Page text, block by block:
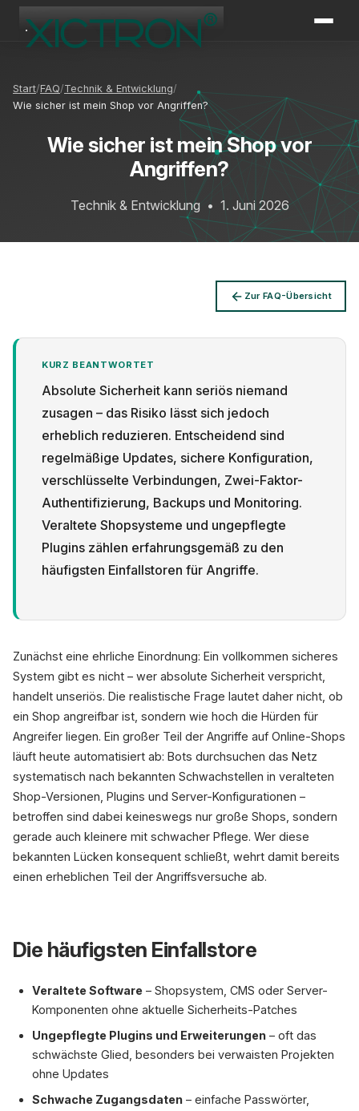
Start FAQ Technik & Entwicklung
Wie sicher ist mein Shop vor Angriffen?
Wie sicher ist mein Shop vor
Angriffen?
Technik & Entwicklung • 1. Juni 2026
Zur FAQ-Übersicht
KURZ BEANTWORTET
Absolute Sicherheit kann seriös niemand
zusagen – das Risiko lässt sich jedoch
erheblich reduzieren. Entscheidend sind
regelmäßige Updates, sichere Konfiguration,
verschlüsselte Verbindungen, Zwei-Faktor-
Authentifizierung, Backups und Monitoring.
Veraltete Shopsysteme und ungepflegte
Plugins zählen erfahrungsgemäß zu den
häufigsten Einfallstoren für Angriffe.
Zunächst eine ehrliche Einordnung: Ein vollkommen sicheres
System gibt es nicht – wer absolute Sicherheit verspricht,
handelt unseriös. Die realistische Frage lautet daher nicht, ob
ein Shop angreifbar ist, sondern wie hoch die Hürden für
Angreifer liegen. Ein großer Teil der Angriffe auf Online-Shops
läuft heute automatisiert ab: Bots durchsuchen das Netz
systematisch nach bekannten Schwachstellen in veralteten
Shop-Versionen, Plugins und Server-Konfigurationen –
betroffen sind dabei keineswegs nur große Shops, sondern
gerade auch kleinere mit schwacher Pflege. Wer diese
bekannten Lücken konsequent schließt, wehrt damit bereits
einen erheblichen Teil der Angriffsversuche ab.
Die häufigsten Einfallstore
Veraltete Software – Shopsystem, CMS oder Server-
Komponenten ohne aktuelle Sicherheits-Patches
Ungepflegte Plugins und Erweiterungen – oft das
schwächste Glied, besonders bei verwaisten Projekten
ohne Updates
Schwache Zugangsdaten – einfache Passwörter,
XICTRON